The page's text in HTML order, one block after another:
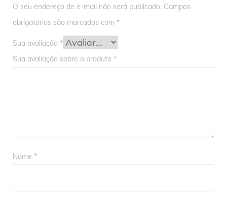
O seu endereço de e-mail não será publicado. Campos
obrigatórios são marcados com *
Sua avaliação *
Sua avaliação sobre o produto *
Nome *